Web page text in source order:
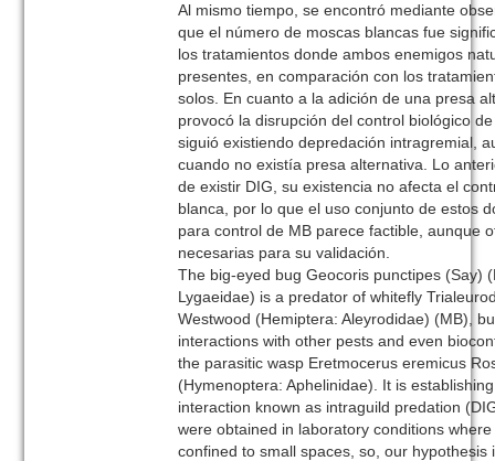
Al mismo tiempo, se encontró mediante
que el número de moscas blancas fue
los tratamientos donde ambos enemigos
presentes, en comparación con los
solos. En cuanto a la adición de una presa
provocó la disrupción del control biológico
siguió existiendo depredación intragremial,
cuando no existía presa alternativa. Lo
de existir DIG, su existencia no afecta el
blanca, por lo que el uso conjunto de estos
para control de MB parece factible, aunque
necesarias para su validación.
The big-eyed bug Geocoris punctipes (Say)
Lygaeidae) is a predator of whitefly
Westwood (Hemiptera: Aleyrodidae) (MB),
interactions with other pests and even
the parasitic wasp Eretmocerus eremicus
(Hymenoptera: Aphelinidae). It is
interaction known as intraguild predation
were obtained in laboratory conditions
confined to small spaces, so, our hypothesis